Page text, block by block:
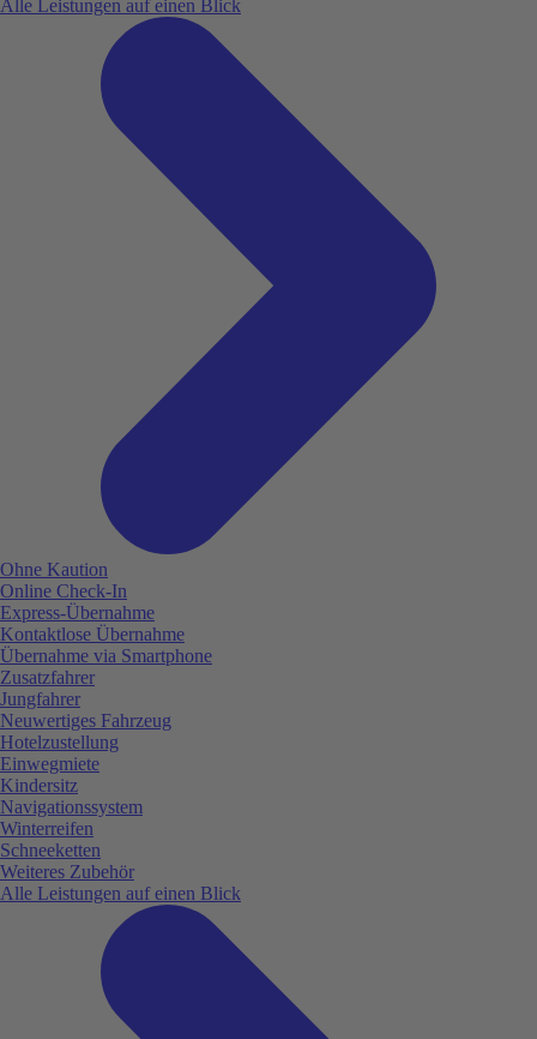
Alle Leistungen auf einen Blick
Ohne Kaution
Online Check-In
Express-Übernahme
Kontaktlose Übernahme
Übernahme via Smartphone
Zusatzfahrer
Jungfahrer
Neuwertiges Fahrzeug
Hotelzustellung
Einwegmiete
Kindersitz
Navigationssystem
Winterreifen
Schneeketten
Weiteres Zubehör
Alle Leistungen auf einen Blick